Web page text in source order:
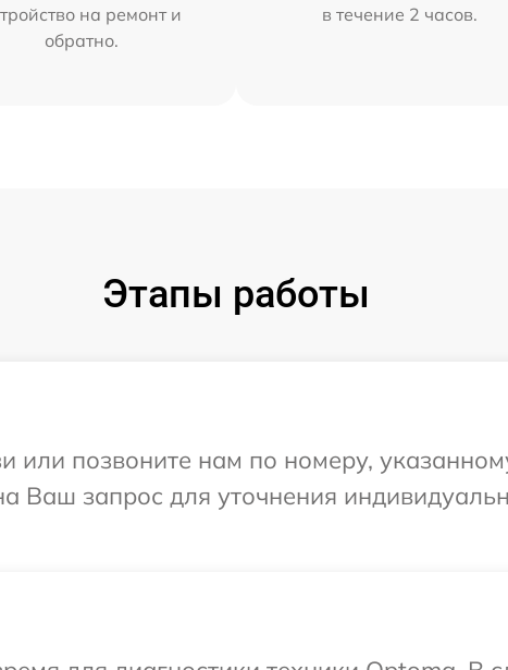
на ремонт и
обратно.
в течение 2 часов.
Этапы работы
или позвоните нам по номеру,
Ваш запрос для уточнения